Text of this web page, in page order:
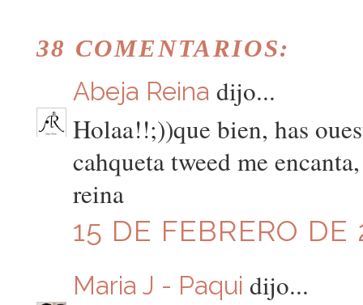
38 COMENTARIOS:
Abeja Reina dijo...
Holaa!!;))que bien, has
cahqueta tweed me
reina
15 DE FEBRERO
Maria J - Paqui dijo...